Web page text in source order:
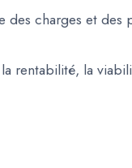
des charges et
rentabilité, la